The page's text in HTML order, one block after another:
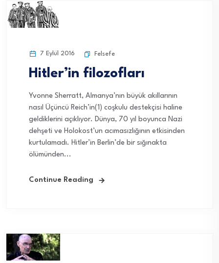
7 Eylül 2016 Felsefe
Hitler’in filozofları
Yvonne Sherratt, Almanya’nın büyük akıllarının
nasıl Üçüncü Reich’in(1) coşkulu destekçisi haline
geldiklerini açıklıyor. Dünya, 70 yıl boyunca Nazi
dehşeti ve Holokost’un acımasızlığının etkisinden
kurtulamadı. Hitler’in Berlin’de bir sığınakta
ölümünden...
Continue Reading